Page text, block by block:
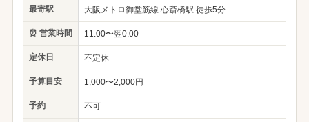
最寄駅 大阪メトロ御堂筋線 心斎橋駅 徒歩5分
⏰ 営業時間 11:00〜翌0:00
定休日 不定休
予算目安 1,000〜2,000円
予約 不可